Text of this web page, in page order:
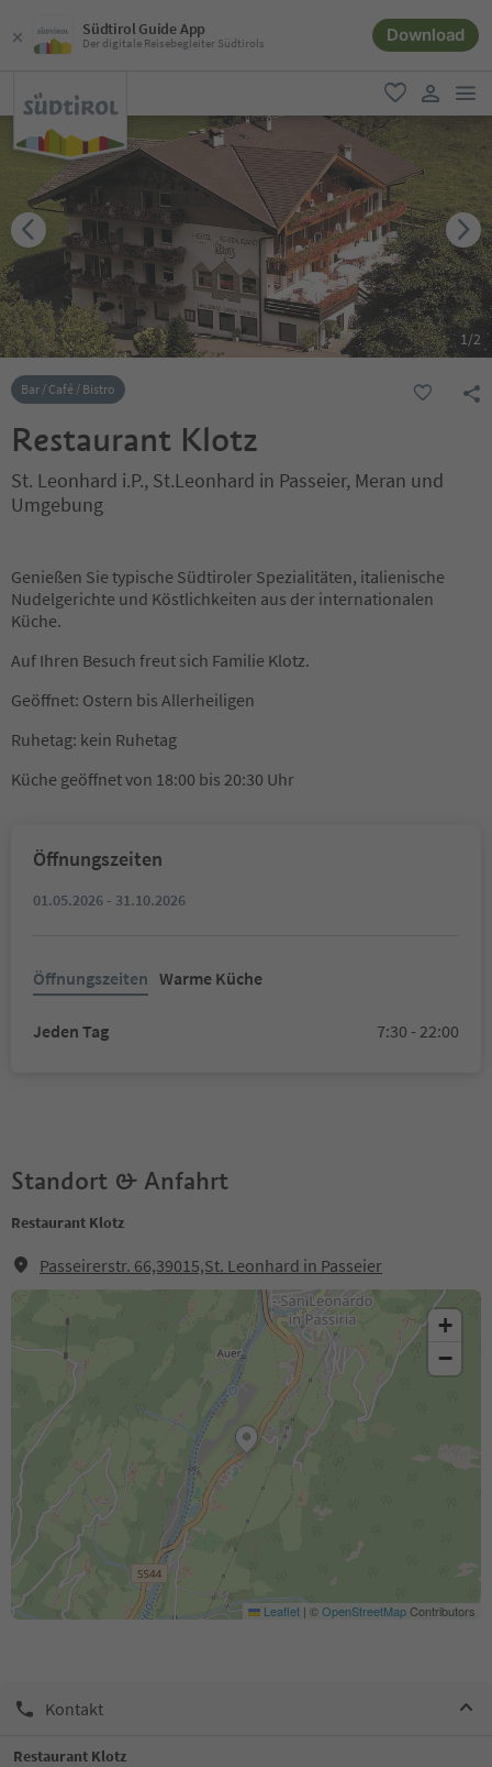
Südtirol Guide App
Der digitale Reisebegleiter Südtirols Download
favorit
user link
1/2
Bar / Café / Bistro
Restaurant Klotz
St. Leonhard i.P., St.Leonhard in Passeier, Meran und
Umgebung
Genießen Sie typische Südtiroler Spezialitäten, italienische
Nudelgerichte und Köstlichkeiten aus der internationalen
Küche.
Auf Ihren Besuch freut sich Familie Klotz.
Geöffnet: Ostern bis Allerheiligen
Ruhetag: kein Ruhetag
Küche geöffnet von 18:00 bis 20:30 Uhr
Öffnungszeiten
01.05.2026 - 31.10.2026
Öffnungszeiten Warme Küche
Jeden Tag 7:30 - 22:00
Standort & Anfahrt
Restaurant Klotz
Passeirerstr. 66,39015,St. Leonhard in Passeier
+
−
Leaflet | ©OpenStreetMapContributors
Kontakt
Restaurant Klotz